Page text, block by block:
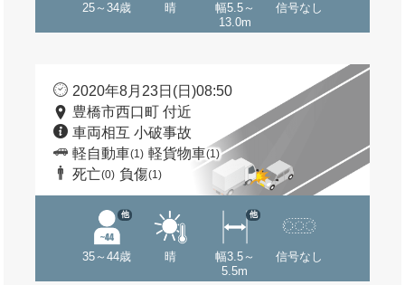
25～34歳 晴
幅5.5～
13.0m
信号なし
2020年8月23日(日)08:50
豊橋市西口町 付近
車両相互 小破事故
軽自動車(1) 軽貨物車(1)
死亡(0) 負傷(1)
35～44歳
他
晴
幅3.5～
5.5m
他
信号なし